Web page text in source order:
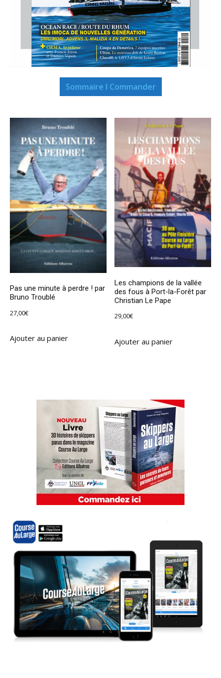
Sommaire I Commander
Pas une minute à perdre ! par
Bruno Troublé
27,00€
Ajouter au panier
Les champions de la vallée
des fous à Port-la-Forêt par
Christian Le Pape
29,00€
Ajouter au panier